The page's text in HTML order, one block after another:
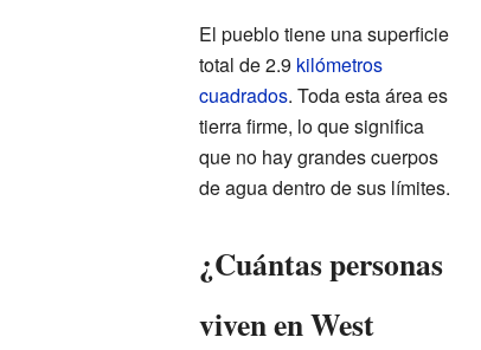
El pueblo tiene una superficie
total de 2.9 kilómetros
cuadrados. Toda esta área es
tierra firme, lo que significa
que no hay grandes cuerpos
de agua dentro de sus límites.
¿Cuántas personas
viven en West